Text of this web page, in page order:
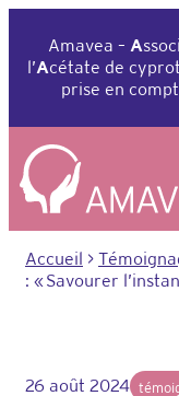
contenu
Amavea – A
l’Acétate de
prise en
Accueil >
: « Savourer
26 août 2024